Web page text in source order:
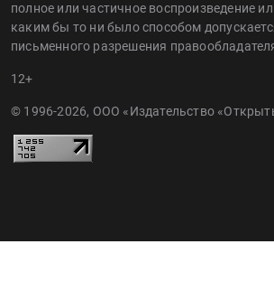
полное или частичное воспроизведение
каким бы то ни было способом
письменного разрешения
12+
© 1996-2026, ООО «Издательство